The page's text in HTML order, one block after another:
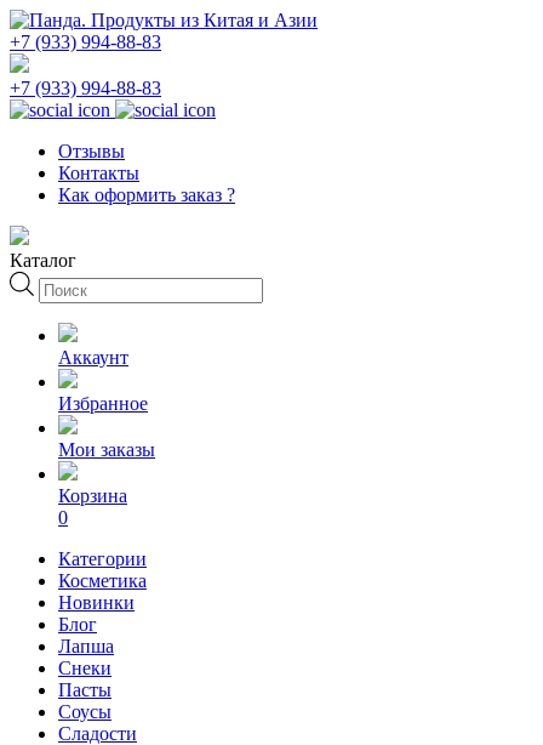
+7 (933) 994-88-83
+7 (933) 994-88-83
Отзывы
Контакты
Как оформить заказ ?
Каталог
Поиск
товаров
Аккаунт
Избранное
Мои заказы
Корзина
0
Категории
Косметика
Новинки
Блог
Лапша
Снеки
Пасты
Соусы
Сладости